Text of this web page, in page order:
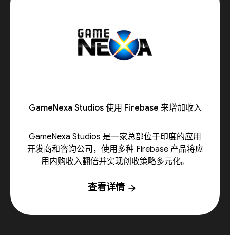
GameNexa Studios 使用 Firebase 来增加收入
GameNexa Studios 是一家总部位于印度的应用
开发商和咨询公司，使用多种 Firebase 产品将应
用内购收入翻倍并实现创收策略多元化。
查看详情 arrow_forward